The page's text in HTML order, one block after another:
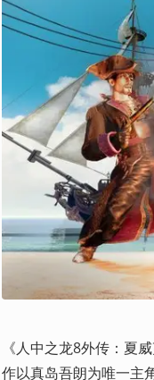
《人中之龙8外传：夏
作以真岛吾朗为唯一主角